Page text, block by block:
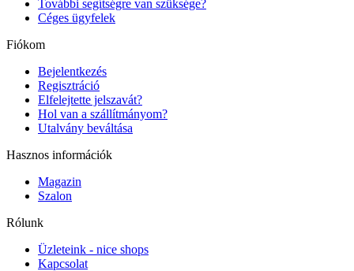
További segítségre van szüksége?
Céges ügyfelek
Fiókom
Bejelentkezés
Regisztráció
Elfelejtette jelszavát?
Hol van a szállítmányom?
Utalvány beváltása
Hasznos információk
Magazin
Szalon
Rólunk
Üzleteink - nice shops
Kapcsolat